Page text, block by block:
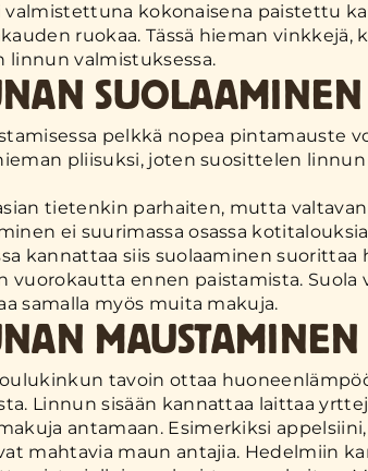
valmistettuna kokonaisena paistettu
ruokaa. Tässä hieman vinkkejä,
linnun valmistuksessa.
SUOLAAMINEN
pelkkä nopea pintamauste
pliisuksi, joten suosittelen linnun
tietenkin parhaiten, mutta
ei suurimassa osassa
kannattaa siis suolaaminen suorittaa
vuorokautta ennen paistamista. Suola
samalla myös muita makuja.
MAUSTAMINEN
tavoin ottaa
Linnun sisään kannattaa laittaa
antamaan. Esimerkiksi
mahtavia maun antajia. Hedelmiin